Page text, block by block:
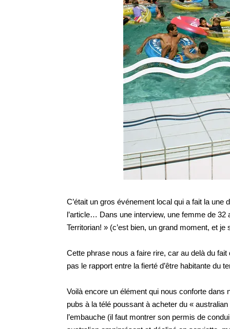
C’était un gros événement local qui a fait la une
l’article… Dans une interview, une femme de 32
Territorian! » (c’est bien, un grand moment, et je
Cette phrase nous a faire rire, car au delà du
pas le rapport entre la fierté d’être habitante du
Voilà encore un élément qui nous conforte
pubs à la télé poussant à acheter du «
l’embauche (il faut montrer son permis de